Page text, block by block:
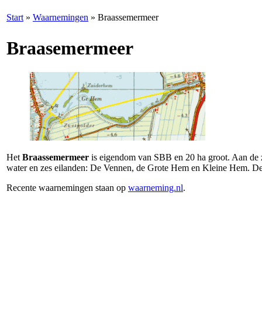
Start » Waarnemingen » Braassemermeer
Braasemermeer
Het Braassemermeer is eigendom van SBB en 20 ha groot. Aan
water en zes eilanden: De Vennen, de Grote Hem en Kleine Hem.
Recente waarnemingen staan op waarneming.nl.